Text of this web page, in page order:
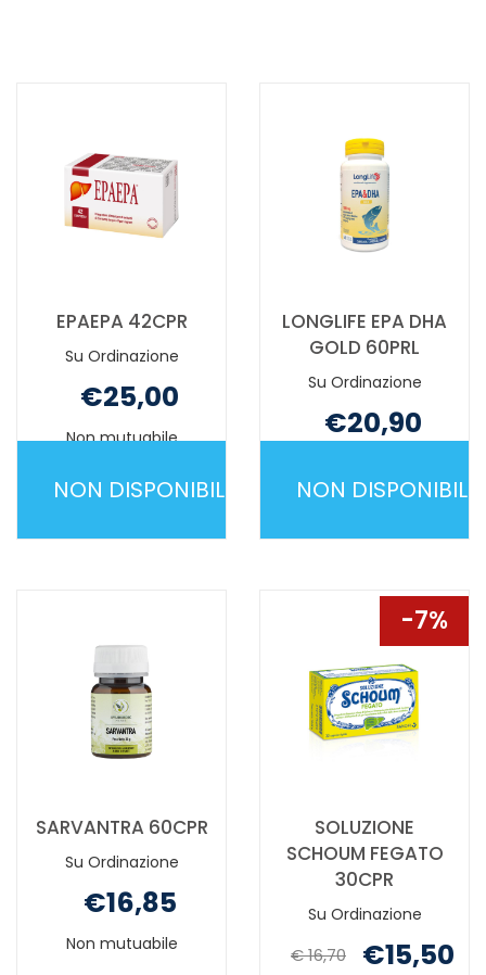
EPAEPA 42CPR
Su Ordinazione
€25,00
Non mutuabile
NON DISPONIBILE
LONGLIFE EPA DHA
GOLD 60PRL
Su Ordinazione
€20,90
NON DISPONIBILE
GOLD
60PRL NON
È
DISPONIBILE
SARVANTRA 60CPR
Su Ordinazione
€16,85
Non mutuabile
SOLUZIONE
SCHOUM FEGATO
30CPR
Su Ordinazione
7%
€ 16,70 €15,50